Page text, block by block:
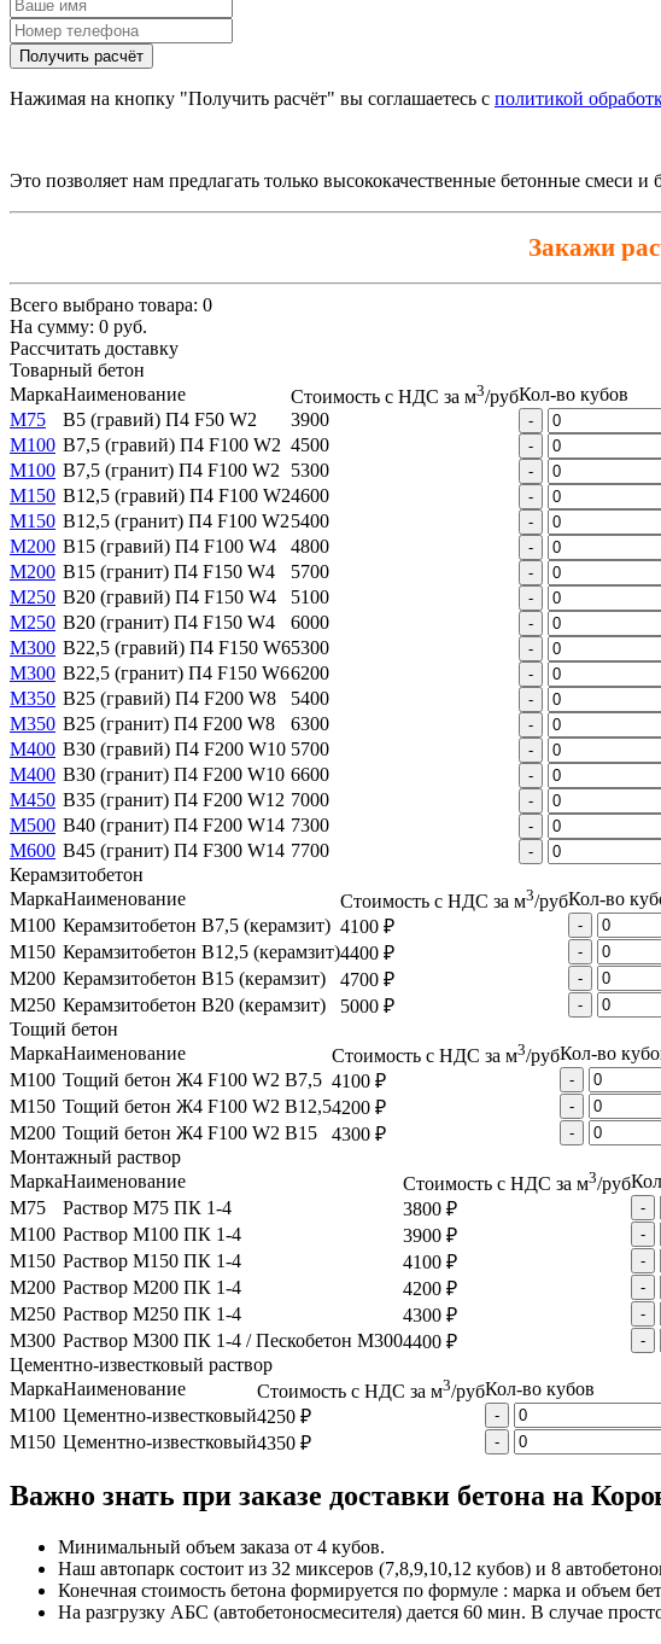
Нажимая на кнопку "Получить расчёт" вы соглашаетесь с политикой
Это позволяет нам предлагать только высококачественные бетонные
Закажи
Всего выбрано товара: 0
На сумму: 0 руб.
Рассчитать доставку
Товарный бетон
МаркаНаименование Стоимость с НДС за м3/рубКол-во кубов
М75
B5 (гравий) П4 F50 W2 3900 -
М100 B7,5 (гравий) П4 F100 W2 4500 -
М100 B7,5 (гранит) П4 F100 W2 5300 -
М150 B12,5 (гравий) П4 F100 W24600 -
М150 B12,5 (гранит) П4 F100 W25400 -
М200 B15 (гравий) П4 F100 W4 4800 -
М200 B15 (гранит) П4 F150 W4 5700 -
М250 B20 (гравий) П4 F150 W4 5100 -
М250 B20 (гранит) П4 F150 W4 6000 -
М300 B22,5 (гравий) П4 F150 W65300 -
М300 B22,5 (гранит) П4 F150 W66200 -
М350 B25 (гравий) П4 F200 W8 5400 -
М350 B25 (гранит) П4 F200 W8 6300 -
М400 B30 (гравий) П4 F200 W10 5700 -
М400 B30 (гранит) П4 F200 W10 6600 -
М450 B35 (гранит) П4 F200 W12 7000 -
М500 B40 (гранит) П4 F200 W14 7300 -
М600 B45 (гранит) П4 F300 W14 7700 -
Керамзитобетон
МаркаНаименование Стоимость с НДС за м3/рубКол-во
М100 Керамзитобетон B7,5 (керамзит) 4100 ₽ -
М150 Керамзитобетон B12,5 (керамзит)4400 ₽ -
М200 Керамзитобетон B15 (керамзит) 4700 ₽ -
М250 Керамзитобетон B20 (керамзит) 5000 ₽ -
Тощий бетон
МаркаНаименование Стоимость с НДС за м3/рубКол-во
М100 Тощий бетон Ж4 F100 W2 B7,5 4100 ₽ -
М150 Тощий бетон Ж4 F100 W2 B12,54200 ₽ -
М200 Тощий бетон Ж4 F100 W2 B15 4300 ₽ -
Монтажный раствор
МаркаНаименование Стоимость с НДС за м3/руб
М75
Раствор М75 ПК 1-4 3800 ₽ -
М100 Раствор М100 ПК 1-4 3900 ₽ -
М150 Раствор М150 ПК 1-4 4100 ₽ -
М200 Раствор М200 ПК 1-4 4200 ₽ -
М250 Раствор М250 ПК 1-4 4300 ₽ -
М300 Раствор М300 ПК 1-4 / Пескобетон М3004400 ₽ -
Цементно-известковый раствор
МаркаНаименование Стоимость с НДС за м3/рубКол-во кубов
М100 Цементно-известковый4250 ₽ -
М150 Цементно-известковый4350 ₽ -
Важно знать при заказе доставки бетона на
Минимальный объем заказа от 4 кубов.
Наш автопарк состоит из 32 миксеров (7,8,9,10,12 кубов) и 8
Конечная стоимость бетона формируется по формуле : марка и объем
На разгрузку АБС (автобетоносмесителя) дается 60 мин. В случае